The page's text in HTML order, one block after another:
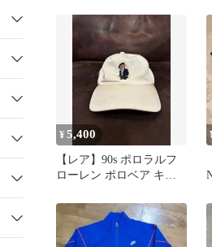
¥5,400
【レア】90s ポロラルフ
ローレン ポロベア キャ
グ